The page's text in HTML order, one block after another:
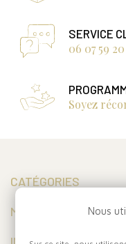
SERVICE
06 07 59
Soyez
CATÉGORIES
MON COMPTE Nous